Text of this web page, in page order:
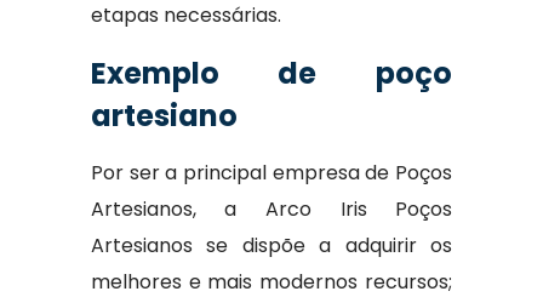
etapas necessárias.
Exemplo de poço
artesiano
Por ser a principal empresa de Poços
Artesianos, a Arco Iris Poços
Artesianos se dispõe a adquirir os
melhores e mais modernos recursos;